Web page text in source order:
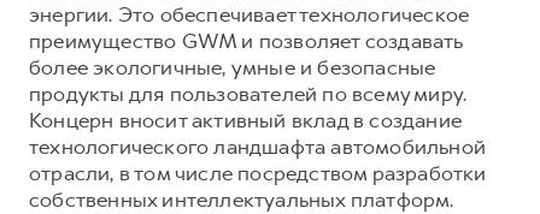
энергии. Это обеспечивает технологическое
преимущество GWM и позволяет создавать
более экологичные, умные и безопасные
продукты для пользователей по всему миру.
Концерн вносит активный вклад в создание
технологического ландшафта автомобильной
отрасли, в том числе посредством разработки
собственных интеллектуальных платформ.